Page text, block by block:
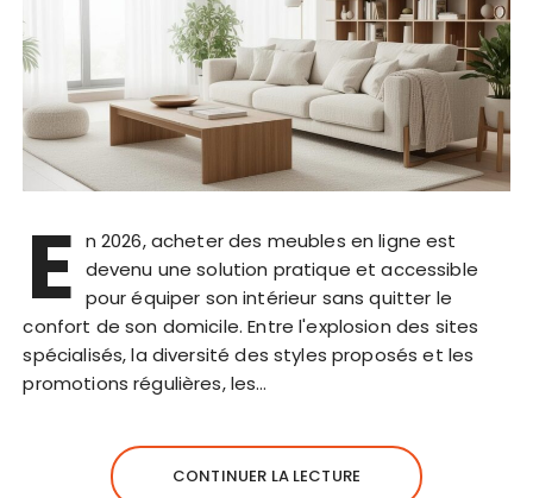
E n 2026, acheter des meubles en ligne est
devenu une solution pratique et accessible
pour équiper son intérieur sans quitter le
confort de son domicile. Entre l'explosion des sites
spécialisés, la diversité des styles proposés et les
promotions régulières, les…
CONTINUER LA LECTURE